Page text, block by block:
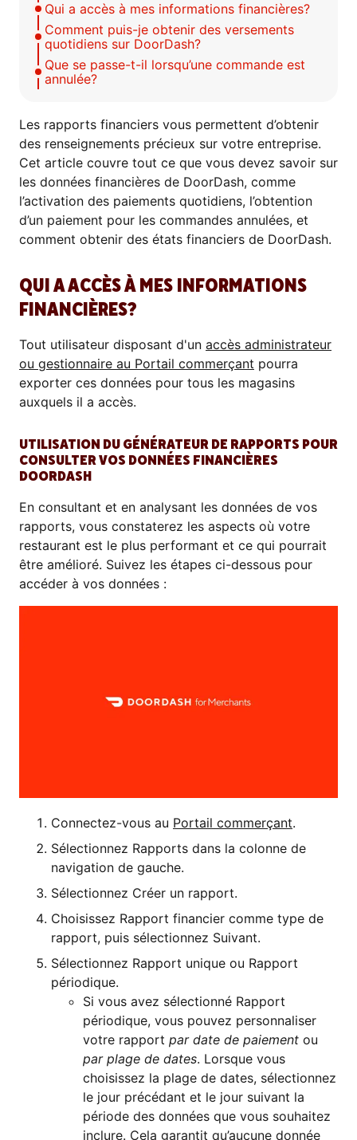
Qui a accès à mes informations financières?
Comment puis-je obtenir des versements
quotidiens sur DoorDash?
Que se passe-t-il lorsqu’une commande est
annulée?
Les rapports financiers vous permettent d’obtenir
des renseignements précieux sur votre entreprise.
Cet article couvre tout ce que vous devez savoir sur
les données financières de DoorDash, comme
l’activation des paiements quotidiens, l’obtention
d’un paiement pour les commandes annulées, et
comment obtenir des états financiers de DoorDash.
QUI A ACCÈS À MES INFORMATIONS
FINANCIÈRES?
Tout utilisateur disposant d'un accès administrateur
ou gestionnaire au Portail commerçant pourra
exporter ces données pour tous les magasins
auxquels il a accès.
UTILISATION DU GÉNÉRATEUR DE RAPPORTS POUR
CONSULTER VOS DONNÉES FINANCIÈRES
DOORDASH
En consultant et en analysant les données de vos
rapports, vous constaterez les aspects où votre
restaurant est le plus performant et ce qui pourrait
être amélioré. Suivez les étapes ci-dessous pour
accéder à vos données :
Connectez-vous au Portail commerçant.
Sélectionnez Rapports dans la colonne de
navigation de gauche.
Sélectionnez Créer un rapport.
Choisissez Rapport financier comme type de
rapport, puis sélectionnez Suivant.
Sélectionnez Rapport unique ou Rapport
périodique.
Si vous avez sélectionné Rapport
périodique, vous pouvez personnaliser
votre rapport par date de paiement ou
par plage de dates. Lorsque vous
choisissez la plage de dates, sélectionnez
le jour précédant et le jour suivant la
période des données que vous souhaitez
inclure. Cela garantit qu’aucune donnée